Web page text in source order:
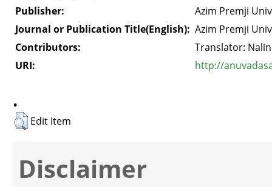
Publisher:
Azim Premji
Journal or Publication Title(English): Azim Premji
Contributors:
Translator:
URI:
http://
.
Edit Item
Disclaimer